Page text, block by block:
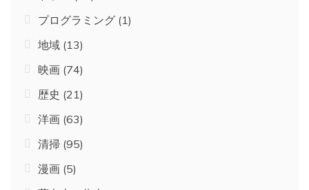
プログラミング (1)
地域 (13)
映画 (74)
歴史 (21)
洋画 (63)
清掃 (95)
漫画 (5)